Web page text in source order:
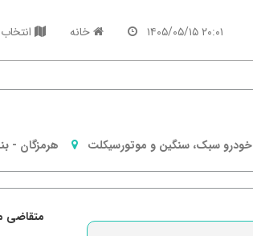
۲۰:۰۱ ۱۴۰۵/۰۵/۱۵ خانه
خودرو سبک، سنگین و موتورسیکلت هرمزگان -
متقاضی